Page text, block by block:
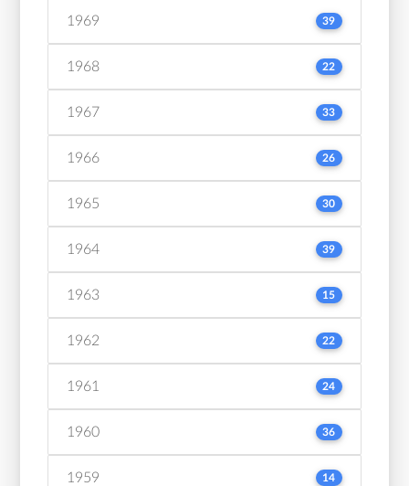
1969 39
1968 22
1967 33
1966 26
1965 30
1964 39
1963 15
1962 22
1961 24
1960 36
1959 14